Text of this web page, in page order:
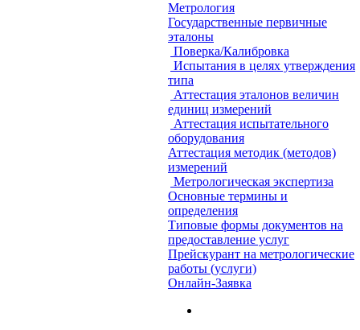
Метрология
Государственные первичные
эталоны
Поверка/Калибровка
Испытания в целях утверждения
типа
Аттестация эталонов величин
единиц измерений
Аттестация испытательного
оборудования
Аттестация методик (методов)
измерений
Метрологическая экспертиза
Основные термины и
определения
Типовые формы документов на
предоставление услуг
Прейскурант на метрологические
работы (услуги)
Онлайн-Заявка